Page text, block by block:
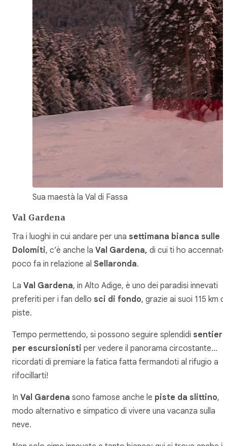
Sua maestà la Val di Fassa
Val Gardena
Tra i luoghi in cui andare per una settimana bianca sulle
Dolomiti, c’è anche la Val Gardena, di cui ti ho accennato
poco fa in relazione al Sellaronda.
La Val Gardena, in Alto Adige, è uno dei paradisi innevati
preferiti per i fan dello sci di fondo, grazie ai suoi 115 km di
piste.
Tempo permettendo, si possono seguire splendidi sentieri
per escursionisti per vedere il panorama circostante…
ricordati di premiare la fatica fatta fermandoti al rifugio a
rifocillarti!
In Val Gardena sono famose anche le piste da slittino,
modo alternativo e simpatico di vivere una vacanza sulla
neve.